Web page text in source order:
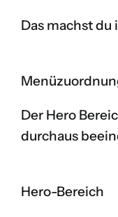
Das machst du
Der Hero
durchaus
Hero-Bereich